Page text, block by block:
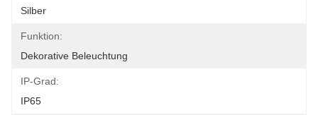
Silber
Funktion:
Dekorative Beleuchtung
IP-Grad:
IP65